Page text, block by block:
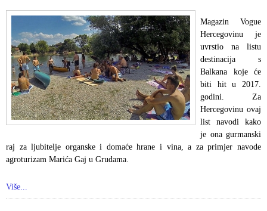
Magazin Vogue
Hercegovinu je
uvrstio na listu
destinacija s
Balkana koje će
biti hit u 2017.
godini. Za
Hercegovinu ovaj
list navodi kako
je ona gurmanski
raj za ljubitelje organske i domaće hrane i vina, a za primjer navode
agroturizam Marića Gaj u Grudama.
Više...